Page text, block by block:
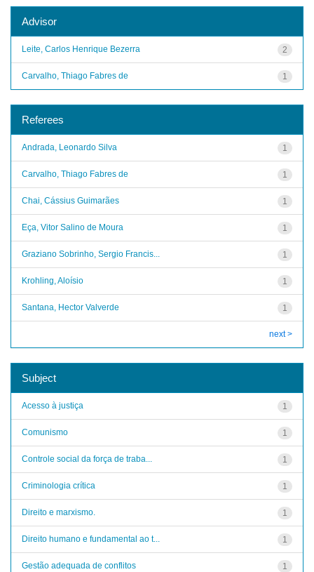
Advisor
2
Leite, Carlos Henrique Bezerra
1
Carvalho, Thiago Fabres de
Referees
1
Andrada, Leonardo Silva
1
Carvalho, Thiago Fabres de
1
Chai, Cássius Guimarães
1
Eça, Vitor Salino de Moura
1
Graziano Sobrinho, Sergio Francis...
1
Krohling, Aloísio
1
Santana, Hector Valverde
next >
Subject
1
Acesso à justiça
1
Comunismo
1
Controle social da força de traba...
1
Criminologia crítica
1
Direito e marxismo.
1
Direito humano e fundamental ao t...
1
Gestão adequada de conflitos